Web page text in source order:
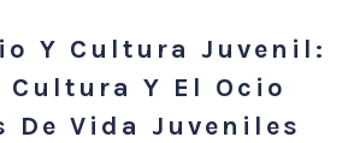
Y Cultura Juvenil:
Cultura Y El Ocio
De Vida Juveniles